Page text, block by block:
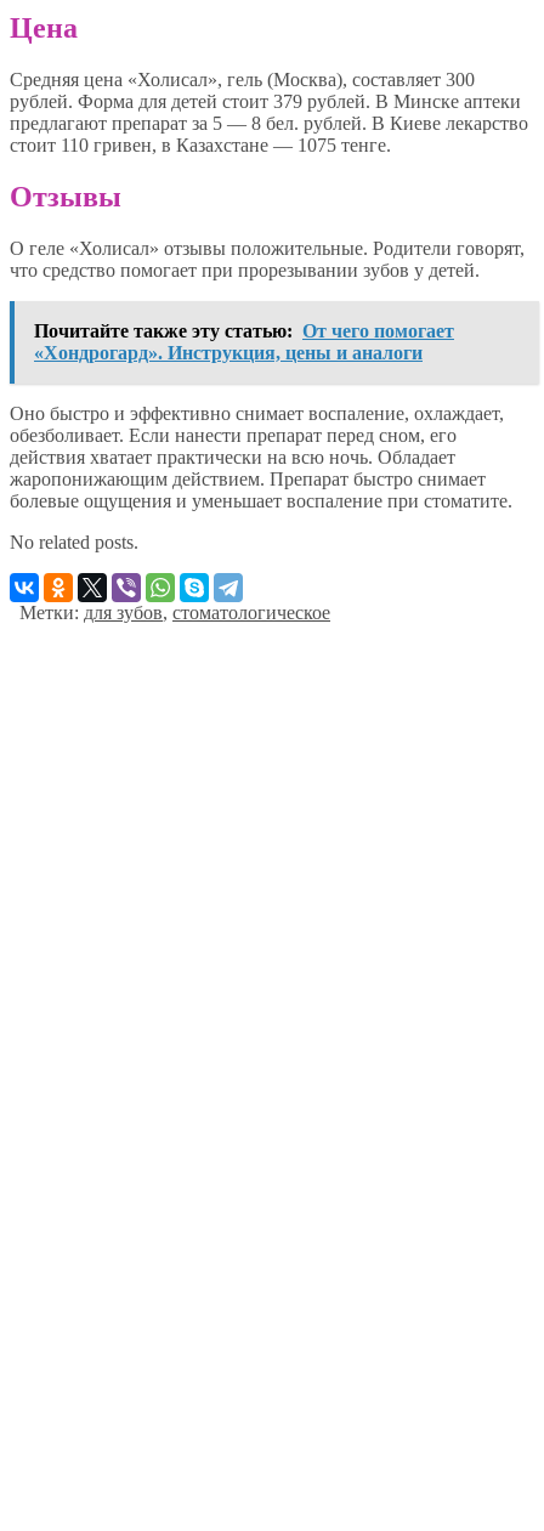
Цена
Средняя цена «Холисал», гель (Москва), составляет 300
рублей. Форма для детей стоит 379 рублей. В Минске аптеки
предлагают препарат за 5 — 8 бел. рублей. В Киеве лекарство
стоит 110 гривен, в Казахстане — 1075 тенге.
Отзывы
О геле «Холисал» отзывы положительные. Родители говорят,
что средство помогает при прорезывании зубов у детей.
Почитайте также эту статью: От чего помогает
«Хондрогард». Инструкция, цены и аналоги
Оно быстро и эффективно снимает воспаление, охлаждает,
обезболивает. Если нанести препарат перед сном, его
действия хватает практически на всю ночь. Обладает
жаропонижающим действием. Препарат быстро снимает
болевые ощущения и уменьшает воспаление при стоматите.
No related posts.
Метки: для зубов, стоматологическое